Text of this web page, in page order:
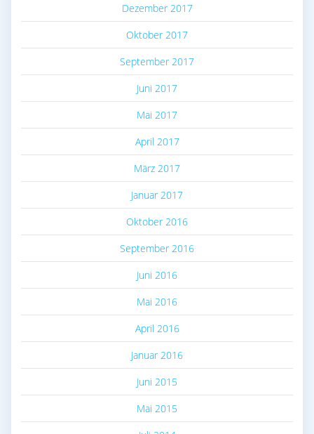
Dezember 2017
Oktober 2017
September 2017
Juni 2017
Mai 2017
April 2017
März 2017
Januar 2017
Oktober 2016
September 2016
Juni 2016
Mai 2016
April 2016
Januar 2016
Juni 2015
Mai 2015